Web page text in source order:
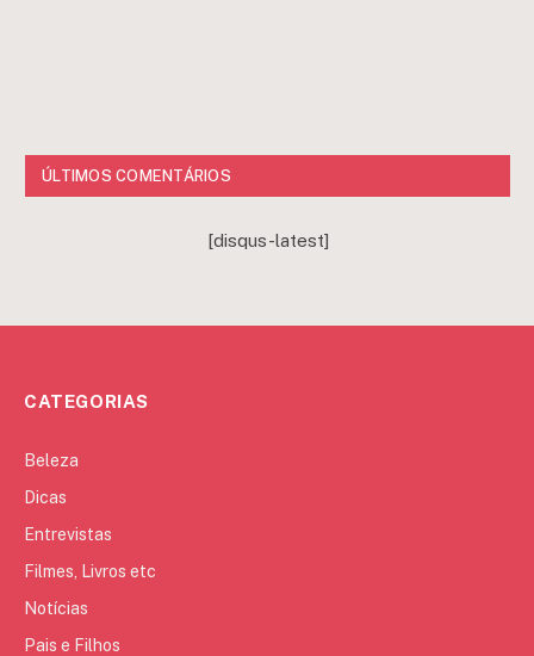
ÚLTIMOS COMENTÁRIOS
[disqus-latest]
CATEGORIAS
Beleza
Dicas
Entrevistas
Filmes, Livros etc
Notícias
Pais e Filhos